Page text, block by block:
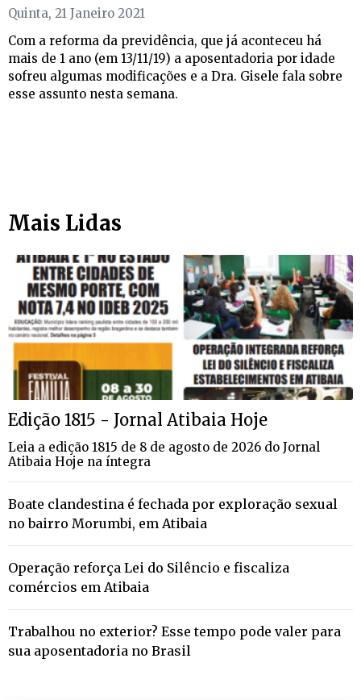
Quinta, 21 Janeiro 2021
Com a reforma da previdência, que já aconteceu há
mais de 1 ano (em 13/11/19) a aposentadoria por idade
sofreu algumas modificações e a Dra. Gisele fala sobre
esse assunto nesta semana.
Mais Lidas
Edição 1815 - Jornal Atibaia Hoje
Leia a edição 1815 de 8 de agosto de 2026 do Jornal
Atibaia Hoje na íntegra
Boate clandestina é fechada por exploração sexual
no bairro Morumbi, em Atibaia
Operação reforça Lei do Silêncio e fiscaliza
comércios em Atibaia
Trabalhou no exterior? Esse tempo pode valer para
sua aposentadoria no Brasil